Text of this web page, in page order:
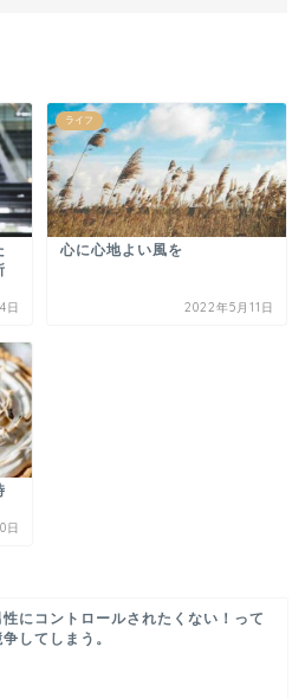
日
ライフ
心に心地よい風を
2022年5月11日
日
性にコントロールされたくない！って
争してしまう。